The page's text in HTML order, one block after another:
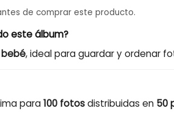
de comprar este producto.
este álbum?
, ideal para guardar y ordenar
para100 fotosdistribuidas en 50